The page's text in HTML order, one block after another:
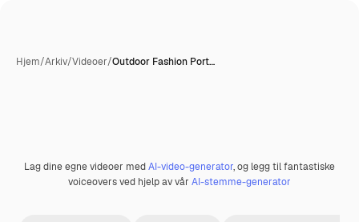
Hjem/Arkiv/Videoer/Outdoor Fashion Port…
Lag dine egne videoer medAI-video-generator, og legg til fantastiske
voiceovers ved hjelp av vår AI-stemme-generator